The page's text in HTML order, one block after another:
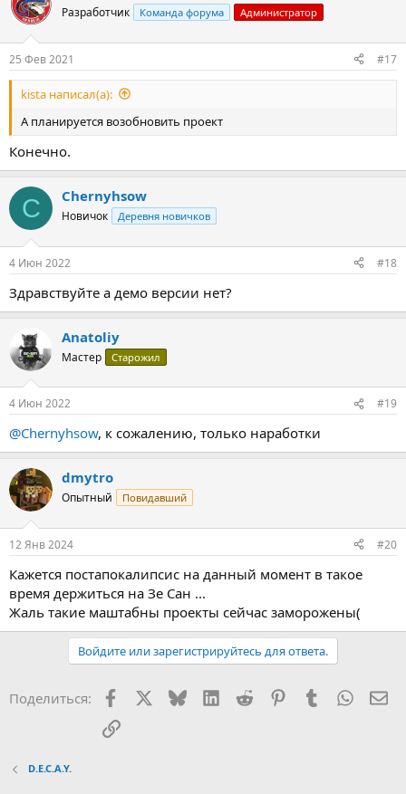
Разработчик Команда форума Администратор
25 Фев 2021 #17
kista написал(а):
А планируется возобновить проект
Конечно.
C Chernyhsow
Новичок Деревня новичков
4 Июн 2022 #18
Здравствуйте а демо версии нет?
Anatoliy
Мастер Старожил
4 Июн 2022 #19
@Chernyhsow, к сожалению, только наработки
dmytro
Опытный Повидавший
12 Янв 2024 #20
Кажется постапокалипсис на данный момент в такое
время держиться на Зе Сан ...
Жаль такие маштабны проекты сейчас заморожены(
Войдите или зарегистрируйтесь для ответа.
Поделиться: FacebookX (Twitter)
BlueskyLinkedIn
Reddit PinterestTumblr
Ссылка
D.E.C.A.Y.